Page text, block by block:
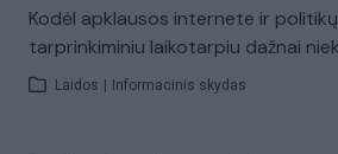
Kodėl apklausos internete ir
tarprinkiminiu laikotarpiu dažnai
Laidos Informacinis skydas